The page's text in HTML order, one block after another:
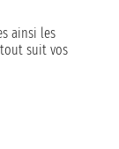
ainsi les
suit vos